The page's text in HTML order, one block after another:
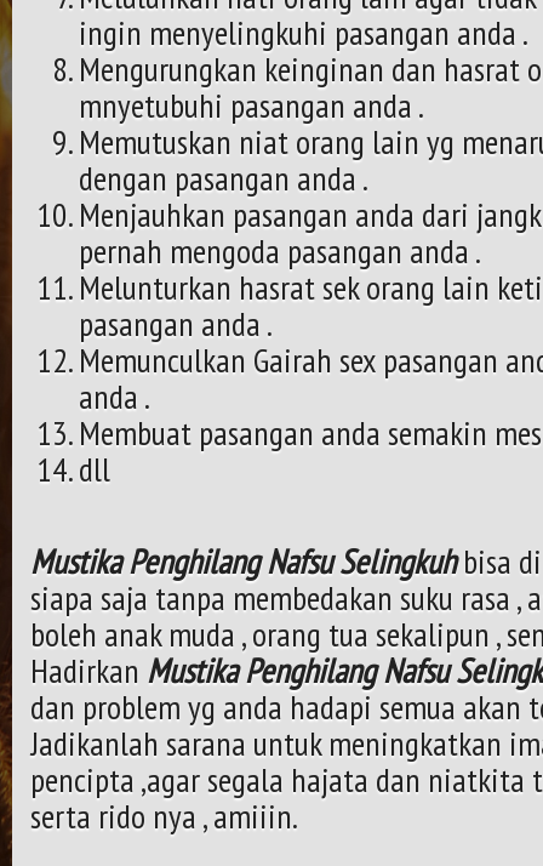
ingin menyelingkuhi pasangan anda .
Mengurungkan keinginan dan hasrat
mnyetubuhi pasangan anda .
Memutuskan niat orang lain yg
dengan pasangan anda .
Menjauhkan pasangan anda dari
pernah mengoda pasangan anda .
Melunturkan hasrat sek orang lain
pasangan anda .
Memunculkan Gairah sex pasangan
anda .
Membuat pasangan anda semakin
dll
Mustika Penghilang Nafsu Selingkuhbisa
siapa saja tanpa membedakan suku rasa ,
boleh anak muda , orang tua sekalipun ,
Hadirkan Mustika Penghilang Nafsu
dan problem yg anda hadapi semua akan
Jadikanlah sarana untuk meningkatkan
pencipta ,agar segala hajata dan niatkita
serta rido nya , amiiin.